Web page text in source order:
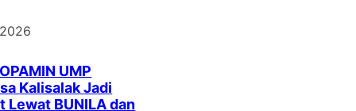
UMP
Kalisalak Jadi
Lewat BUNILA dan